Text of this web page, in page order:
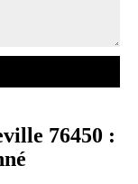
76450 :